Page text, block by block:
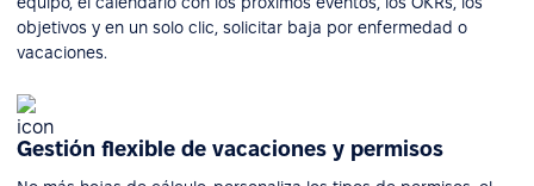
objetivos y en un solo clic, solicitar baja por enfermedad o
vacaciones.
Gestión flexible de vacaciones y permisos